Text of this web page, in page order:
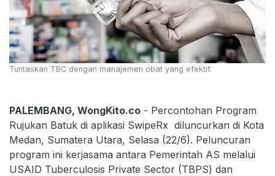
Tuntaskan TBC dengan manajemen obat yang efektif.
PALEMBANG, WongKito.co - Percontohan Program
Rujukan Batuk di aplikasi SwipeRx diluncurkan di Kota
Medan, Sumatera Utara, Selasa (22/6). Peluncuran
program ini kerjasama antara Pemerintah AS melalui
USAID Tuberculosis Private Sector (TBPS) dan